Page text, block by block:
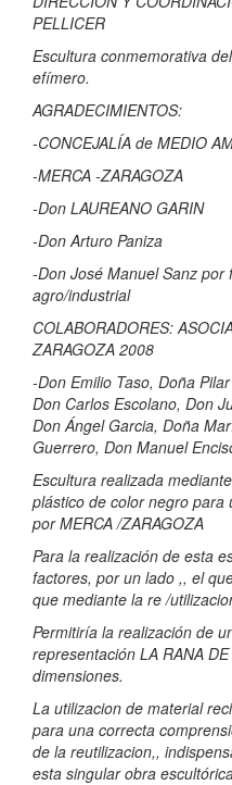
PELLICER
Escultura conmemorativa
efímero.
AGRADECIMIENTOS:
-CONCEJALÍA de MEDIO
-MERCA -ZARAGOZA
-Don LAUREANO GARIN
-Don Arturo Paniza
-Don José Manuel Sanz
agro/industrial
COLABORADORES:
ZARAGOZA 2008
-Don Emilio Taso, Doña
Don Carlos Escolano, Don
Don Ángel Garcia, Doña
Guerrero, Don Manuel
Escultura realizada
plástico de color negro
por MERCA /ZARAGOZA
Para la realización de esta
factores, por un lado ,, el
que mediante la re /
Permitiría la realización de
representación LA RANA
dimensiones.
La utilizacion de material
para una correcta
de la reutilizacion,,
esta singular obra